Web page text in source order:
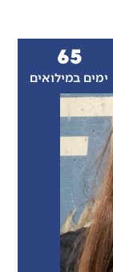
ימים במילואים
65